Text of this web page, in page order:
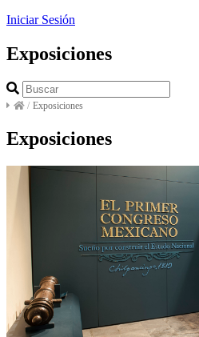
Iniciar Sesión
Exposiciones
/ Exposiciones
Exposiciones